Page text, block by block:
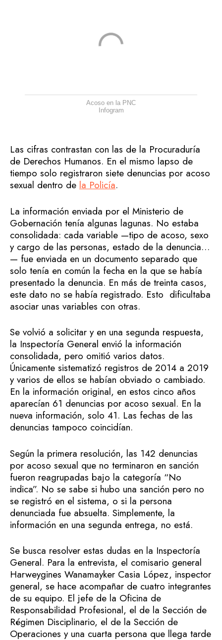
Acoso en la PNC
Infogram
Las cifras contrastan con las de la Procuraduría
de Derechos Humanos. En el mismo lapso de
tiempo solo registraron siete denuncias por acoso
sexual dentro de la Policía.
La información enviada por el Ministerio de
Gobernación tenía algunas lagunas. No estaba
consolidada: cada variable —tipo de acoso, sexo
y cargo de las personas, estado de la denuncia…
— fue enviada en un documento separado que
solo tenía en común la fecha en la que se había
presentado la denuncia. En más de treinta casos,
este dato no se había registrado. Esto dificultaba
asociar unas variables con otras.
Se volvió a solicitar y en una segunda respuesta,
la Inspectoría General envió la información
consolidada, pero omitió varios datos.
Únicamente sistematizó registros de 2014 a 2019
y varios de ellos se habían obviado o cambiado.
En la información original, en estos cinco años
aparecían 61 denuncias por acoso sexual. En la
nueva información, solo 41. Las fechas de las
denuncias tampoco coincidían.
Según la primera resolución, las 142 denuncias
por acoso sexual que no terminaron en sanción
fueron reagrupadas bajo la categoría “No
indica”. No se sabe si hubo una sanción pero no
se registró en el sistema, o si la persona
denunciada fue absuelta. Simplemente, la
información en una segunda entrega, no está.
Se busca resolver estas dudas en la Inspectoría
General. Para la entrevista, el comisario general
Harweygines Wanamayker Casia López, inspector
general, se hace acompañar de cuatro integrantes
de su equipo. El jefe de la Oficina de
Responsabilidad Profesional, el de la Sección de
Régimen Disciplinario, el de la Sección de
Operaciones y una cuarta persona que llega tarde